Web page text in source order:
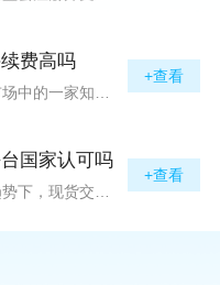
费高吗
+查看
国家认可吗
+查看